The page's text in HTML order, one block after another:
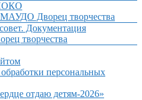
Дворец творчества
Документация
творчества
персональных
отдаю детям-2026»